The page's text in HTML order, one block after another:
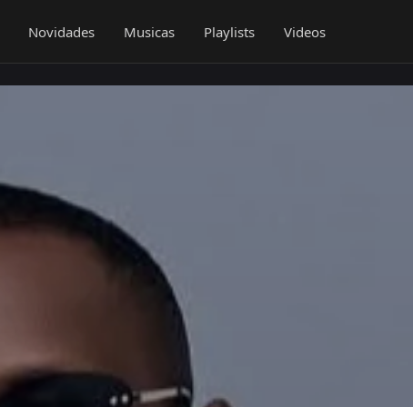
Novidades Musicas Playlists Videos